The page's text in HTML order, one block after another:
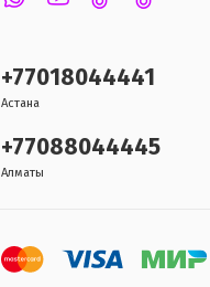
+77018044441
Астана
+77088044445
Алматы